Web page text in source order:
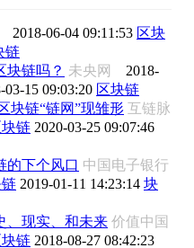
2018-06-04 09:11:53 区块
链
块链吗？ 未央网 2018-
03-15 09:03:20 区块链
块链“链网”现雏形 互链脉
块链 2020-03-25 09:07:46
的下个风口 中国电子银行
2019-01-11 14:23:14 块
、现实、和未来 价值中国
块链 2018-08-27 08:42:23